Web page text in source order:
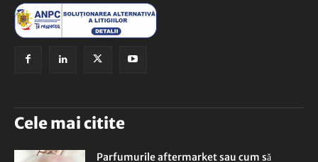
Cele mai citite
Parfumurile aftermarket sau cum să